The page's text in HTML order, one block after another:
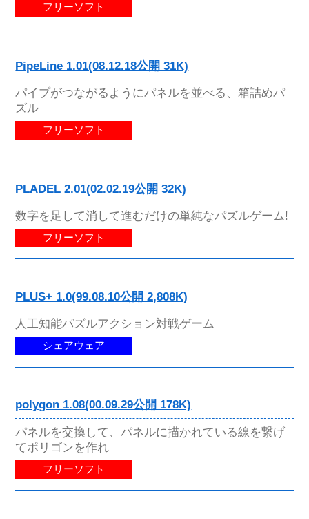
フリーソフト
PipeLine 1.01(08.12.18公開 31K)
パイプがつながるようにパネルを並べる、箱詰めパ
ズル
フリーソフト
PLADEL 2.01(02.02.19公開 32K)
数字を足して消して進むだけの単純なパズルゲーム!
フリーソフト
PLUS+ 1.0(99.08.10公開 2,808K)
人工知能パズルアクション対戦ゲーム
シェアウェア
polygon 1.08(00.09.29公開 178K)
パネルを交換して、パネルに描かれている線を繋げ
てポリゴンを作れ
フリーソフト